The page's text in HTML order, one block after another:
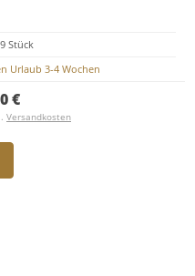
Stück
Urlaub 3-4 Wochen
€
Versandkosten